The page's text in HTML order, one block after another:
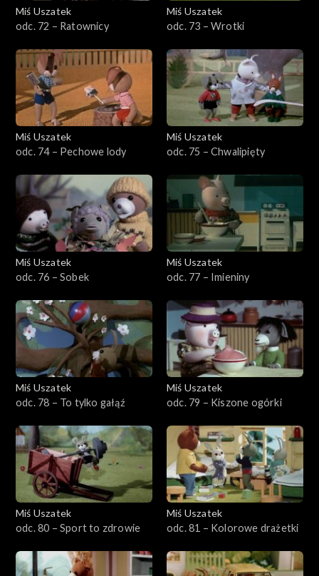
Miś Uszatek
odc. 72 – Ratownicy
Miś Uszatek
odc. 73 – Wrotki
Miś Uszatek
odc. 74 – Pechowe lody
Miś Uszatek
odc. 75 – Chwalipięty
Miś Uszatek
odc. 76 – Sobek
Miś Uszatek
odc. 77 – Imieniny
Miś Uszatek
odc. 78 – To tylko gałąź
Miś Uszatek
odc. 79 – Kiszone ogórki
Miś Uszatek
odc. 80 – Sport to zdrowie
Miś Uszatek
odc. 81 – Kolorowe drażetki